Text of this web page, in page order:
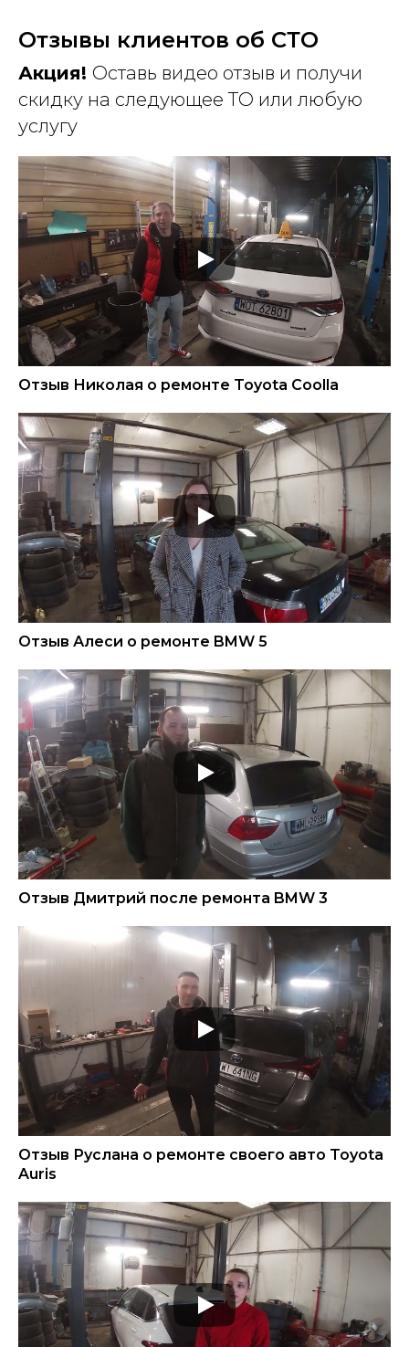
Отзывы клиентов об СТО
Акция! Оставь видео отзыв и получи
скидку на следующее ТО или любую
услугу
Отзыв Николая о ремонте Toyota Coolla
Отзыв Алеси о ремонте BMW 5
Отзыв Дмитрий после ремонта BMW 3
Отзыв Руслана о ремонте своего авто Toyota
Auris